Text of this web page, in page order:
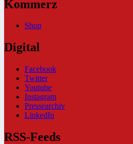
Kommerz
Shop
Digital
Facebook
Twitter
Youtube
Instagram
Pressearchiv
LinkedIn
RSS-Feeds